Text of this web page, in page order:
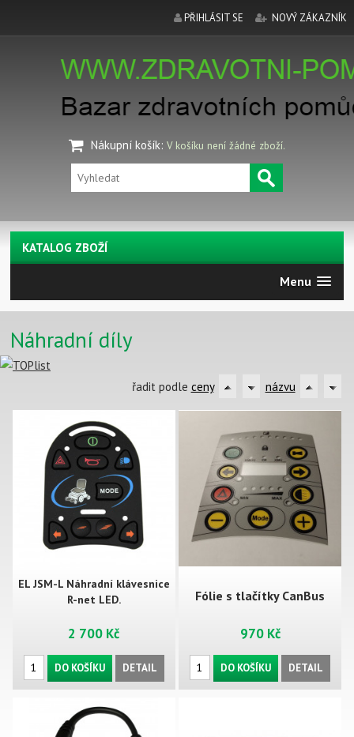
PŘIHLÁSIT SE NOVÝ ZÁKAZNÍK
Nákupní košík: V košíku není žádné zboží.
KATALOG ZBOŽÍ
Menu
Náhradní díly
řadit podle ceny názvu
EL JSM-L Náhradní klávesnice
R-net LED.
2 700 Kč
DO KOŠÍKU DETAIL
Fólie s tlačítky CanBus
970 Kč
DO KOŠÍKU DETAIL